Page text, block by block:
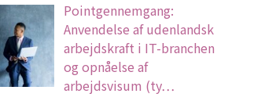
Pointgennemgang:
Anvendelse af udenlandsk
arbejdskraft i IT-branchen
og opnåelse af
arbejdsvisum (ty…